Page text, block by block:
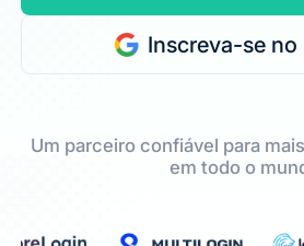
Inscreva-se no
Um parceiro confiável para
em todo o